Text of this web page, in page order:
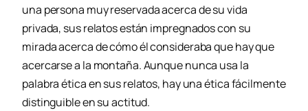
una persona muy reservada acerca de su vida
privada, sus relatos están impregnados con su
mirada acerca de cómo él consideraba que hay que
acercarse a la montaña. Aunque nunca usa la
palabra ética en sus relatos, hay una ética fácilmente
distinguible en su actitud.